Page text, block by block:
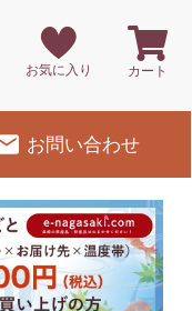
お気に入り カート
お問い合わせ